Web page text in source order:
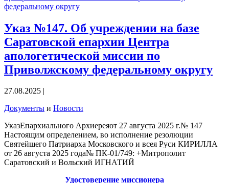
федеральному округу
Указ №147. Об учреждении на базе
Саратовской епархии Центра
апологетической миссии по
Приволжскому федеральному округу
27.08.2025 |
Документы и Новости
УказЕпархиального Архиереяот 27 августа 2025 г.№ 147
Настоящим определением, во исполнение резолюции
Святейшего Патриарха Московского и всея Руси КИРИЛЛА
от 26 августа 2025 года№ ПК-01/749: +Митрополит
Саратовский и Вольский ИГНАТИЙ
Удостоверение миссионера